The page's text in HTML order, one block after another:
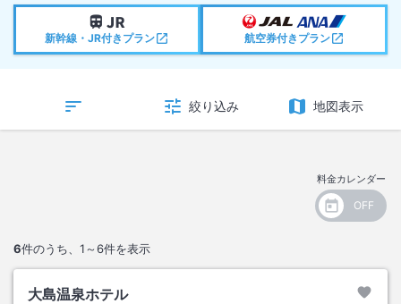
新幹線・JR付きプラン 航空券付きプラン
絞り込み 地図表示
料金カレンダー
6件のうち、 1～6件を表示
大島温泉ホテル